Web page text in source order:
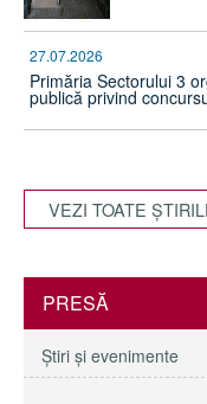
27.07.2026
Primăria Sectorului 3
publică privind
VEZI TOATE
PRESĂ
Ştiri şi evenimente